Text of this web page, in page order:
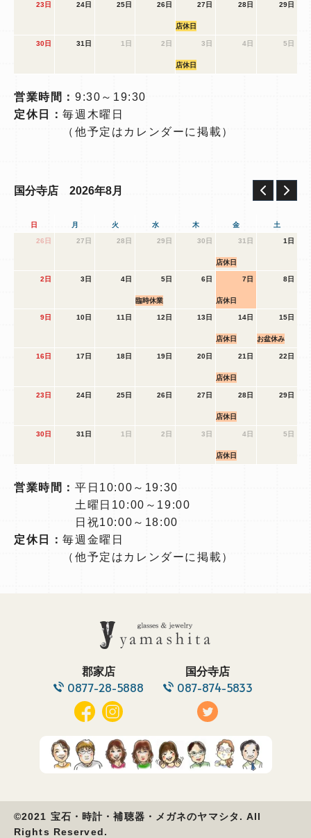
23日 24日 25日 26日 27日
店休日
28日 29日
30日 31日 1日 2日 3日
店休日
4日 5日
営業時間： 9:30～19:30
定休日：毎週木曜日
（他予定はカレンダーに掲載）
国分寺店 2026年8月
日 月 火 水 木 金 土
26日 27日 28日 29日 30日 31日
店休日
1日
2日 3日 4日 5日
臨時休業
6日 7日
店休日
8日
9日 10日 11日 12日 13日 14日
店休日
15日
お盆休み
16日 17日 18日 19日 20日 21日
店休日
22日
23日 24日 25日 26日 27日 28日
店休日
29日
30日 31日 1日 2日 3日 4日
店休日
5日
営業時間： 平日10:00～19:30
土曜日10:00～19:00
日祝10:00～18:00
定休日：毎週金曜日
（他予定はカレンダーに掲載）
郡家店
0877-28-5888
国分寺店
087-874-5833
©2021 宝石・時計・補聴器・メガネのヤマシタ. All
Rights Reserved.